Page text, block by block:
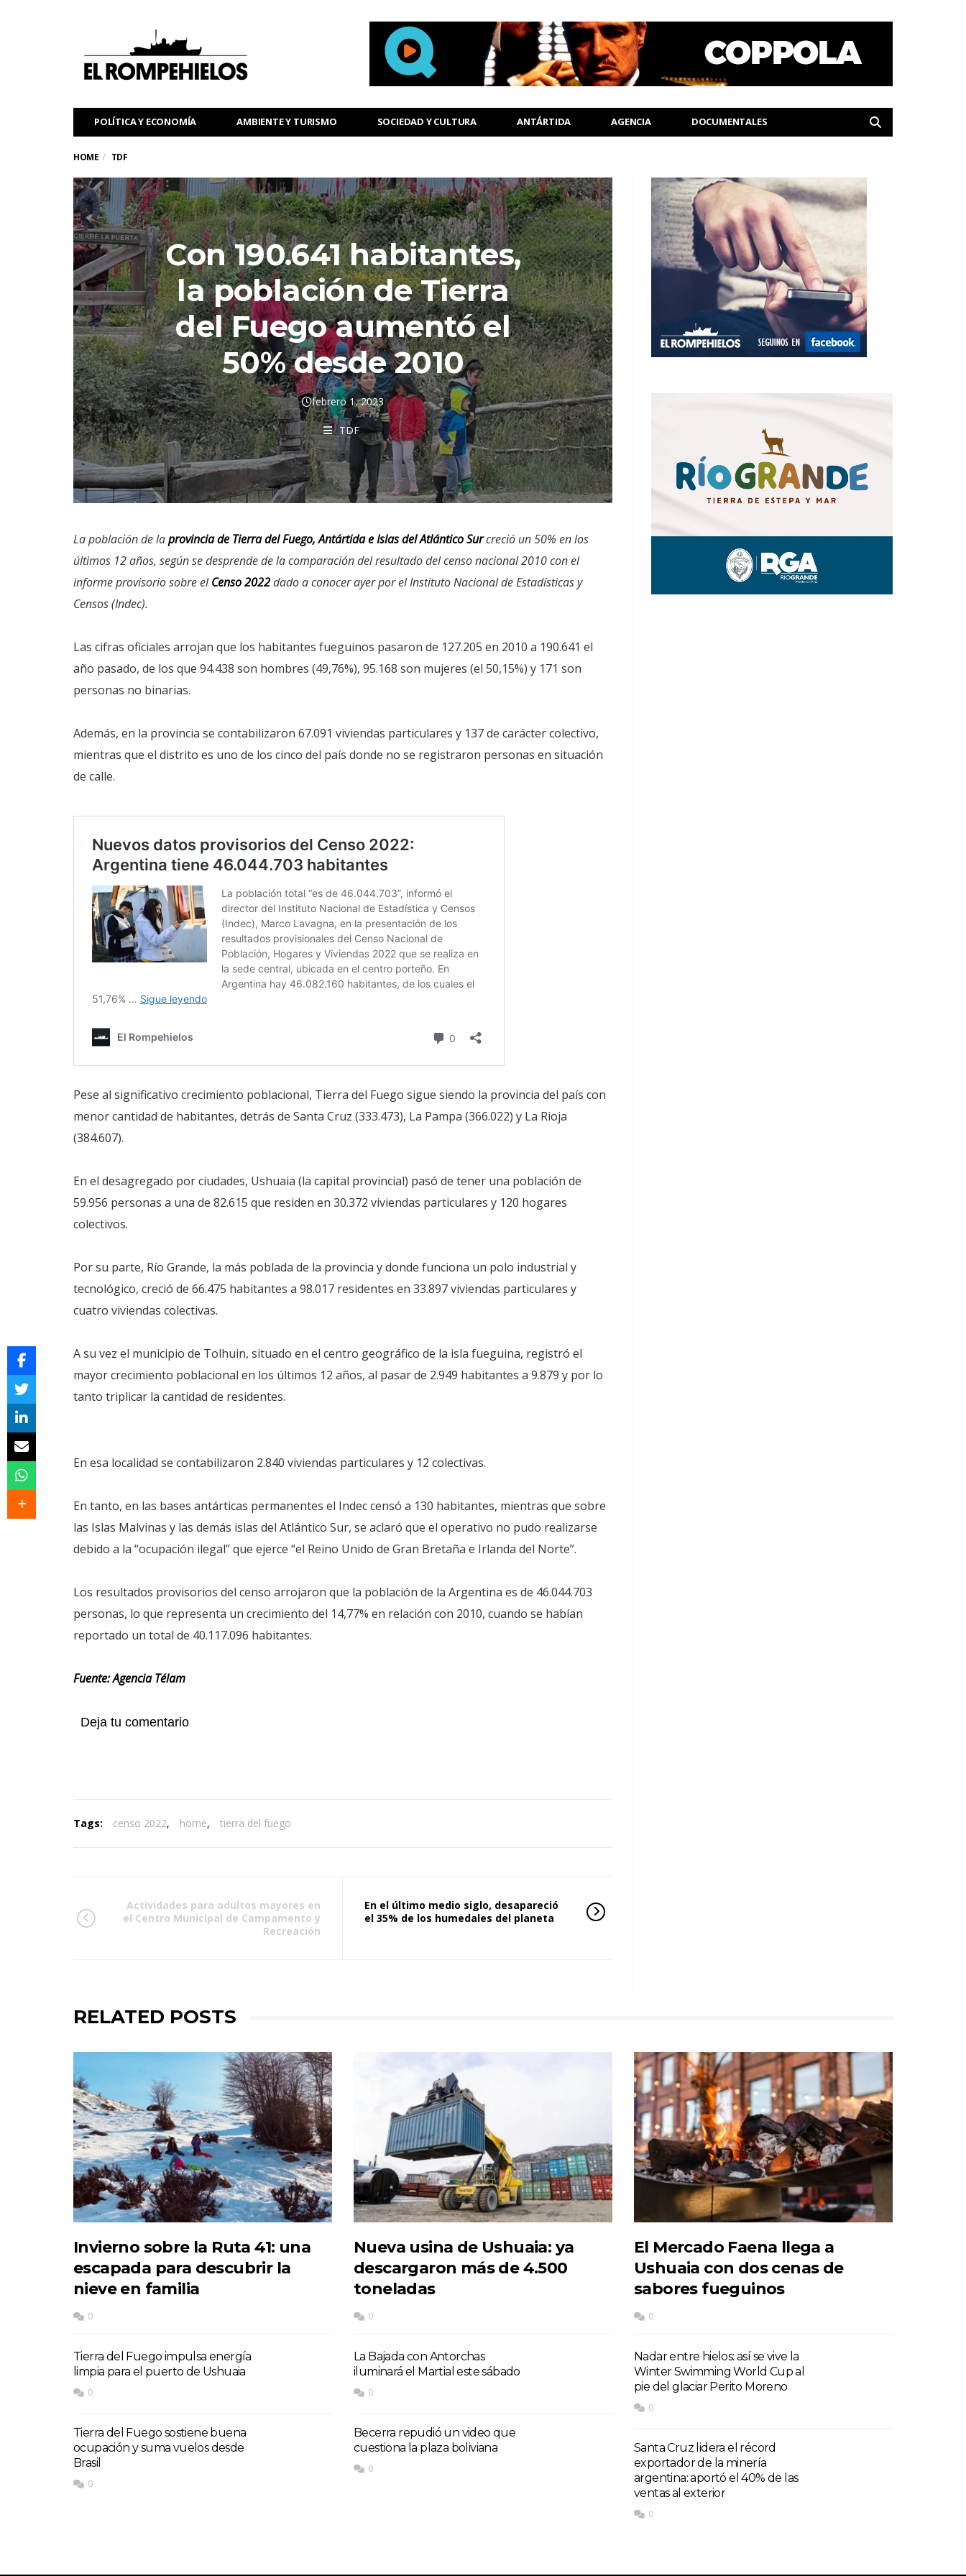
POLÍTICA Y ECONOMÍA AMBIENTE Y TURISMO SOCIEDAD Y CULTURA ANTÁRTIDA AGENCIA DOCUMENTALES
HOME TDF
Con 190.641 habitantes,
la población de Tierra
del Fuego aumentó el
50% desde 2010
febrero 1, 2023
TDF
La población de laprovincia de Tierra del Fuego, Antártida e Islas del Atlántico Surcreció un 50% en los
últimos 12 años, según se desprende de la comparación del resultado del censo nacional 2010 con el
informe provisorio sobre elCenso 2022dado a conocer ayer por el Instituto Nacional de Estadísticas y
Censos (Indec).
Las cifras oficiales arrojan que los habitantes fueguinos pasaron de 127.205 en 2010 a 190.641 el
año pasado, de los que 94.438 son hombres (49,76%), 95.168 son mujeres (el 50,15%) y 171 son
personas no binarias.
Además, en la provincia se contabilizaron 67.091 viviendas particulares y 137 de carácter colectivo,
mientras que el distrito es uno de los cinco del país donde no se registraron personas en situación
de calle.
Pese al significativo crecimiento poblacional, Tierra del Fuego sigue siendo la provincia del país con
menor cantidad de habitantes, detrás de Santa Cruz (333.473), La Pampa (366.022) y La Rioja
(384.607).
En el desagregado por ciudades, Ushuaia (la capital provincial) pasó de tener una población de
59.956 personas a una de 82.615 que residen en 30.372 viviendas particulares y 120 hogares
colectivos.
Por su parte, Río Grande, la más poblada de la provincia y donde funciona un polo industrial y
tecnológico, creció de 66.475 habitantes a 98.017 residentes en 33.897 viviendas particulares y
cuatro viviendas colectivas.
A su vez el municipio de Tolhuin, situado en el centro geográfico de la isla fueguina, registró el
mayor crecimiento poblacional en los últimos 12 años, al pasar de 2.949 habitantes a 9.879 y por lo
tanto triplicar la cantidad de residentes.
En esa localidad se contabilizaron 2.840 viviendas particulares y 12 colectivas.
En tanto, en las bases antárticas permanentes el Indec censó a 130 habitantes, mientras que sobre
las Islas Malvinas y las demás islas del Atlántico Sur, se aclaró que el operativo no pudo realizarse
debido a la “ocupación ilegal” que ejerce “el Reino Unido de Gran Bretaña e Irlanda del Norte”.
Los resultados provisorios del censo arrojaron que la población de la Argentina es de 46.044.703
personas, lo que representa un crecimiento del 14,77% en relación con 2010, cuando se habían
reportado un total de 40.117.096 habitantes.
Fuente: Agencia Télam
Deja tu comentario
Tags: censo 2022, home, tierra del fuego
Actividades para adultos mayores en
el Centro Municipal de Campamento y
Recreación
En el último medio siglo, desapareció
el 35% de los humedales del planeta
RELATED POSTS
Invierno sobre la Ruta 41: una
escapada para descubrir la
nieve en familia
0
Tierra del Fuego impulsa energía
limpia para el puerto de Ushuaia
0
Tierra del Fuego sostiene buena
ocupación y suma vuelos desde
Brasil
0
Nueva usina de Ushuaia: ya
descargaron más de 4.500
toneladas
0
La Bajada con Antorchas
iluminará el Martial este sábado
0
Becerra repudió un video que
cuestiona la plaza boliviana
0
El Mercado Faena llega a
Ushuaia con dos cenas de
sabores fueguinos
0
Nadar entre hielos: así se vive la
Winter Swimming World Cup al
pie del glaciar Perito Moreno
0
Santa Cruz lidera el récord
exportador de la minería
argentina: aportó el 40% de las
ventas al exterior
0